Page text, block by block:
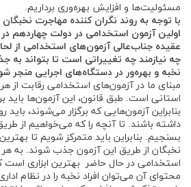
مسئولیت‌ها و افزایش بهره‌وری برداریم.
با توجه به روند نگران کننده مهاجرت
اولین آزمون استخدامی در دولت چهاردهم در
عقیده جناب‌عالی آزمون‌های استخدامی از
چه نیازمند چه تغییراتی است تا بتواند
نخبه و بهره‌ور در دستگاه‌های اجرایی منجر
مبنای ما در آزمون‌های استخدامی رقابت از
استانی است. طبق قانون، این آزمون‌ها باید
بنابراین آزمون‌هایی که برگزار می‌شوند، باید
داشته باشند. تا آنچه را که می‌خواهیم از
بسنجیم. بنابراین باید متمرکز شویم تا
نخبگان از طریق این آزمون جذب شوند. به
استخدامی در حال حاضر بهترین ابزاری است
محتوای آن می‌توان افراد نخبه را در نظام